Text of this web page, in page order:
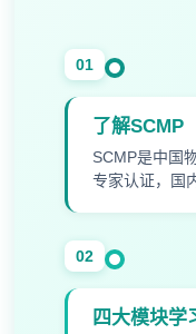
01
了解SCMP
SCMP是中国
专家认证，国
02
四大模块学